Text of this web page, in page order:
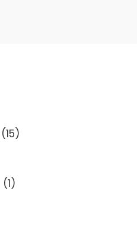
(15)
(1)